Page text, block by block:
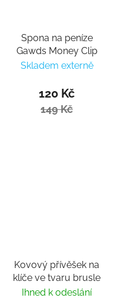
Spona na peníze
Gawds Money Clip
Skladem externě
120 Kč
149 Kč
Kovový přívěšek na
klíče ve tvaru brusle
Ihned k odeslání